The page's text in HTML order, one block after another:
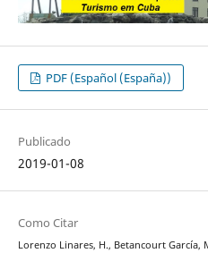
PDF (Español (España))
Publicado
2019-01-08
Como Citar
Lorenzo Linares, H., Betancourt García,